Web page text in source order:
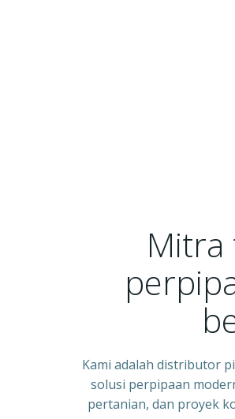
Mitra
Kami adalah distributor
solusi perpipaan
pertanian, dan proyek